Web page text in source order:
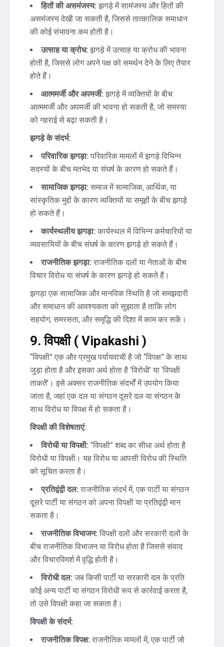
हितों की असमंजस्य: झगड़े में सामंजस्य और हितों की
असमंजस्य देखी जा सकती है, जिससे तात्कालिक समाधान
की कोई संभावना कम होती है।
उत्साह या क्रोध: झगड़े में उत्साह या क्रोध की भावना
होती है, जिससे लोग अपने पक्ष को समर्थन देने के लिए तैयार
होते हैं।
आत्ममर्जी और अपमर्जी: झगड़े में व्यक्तियों के बीच
आत्ममर्जी और अपमर्जी की भावना हो सकती है, जो समस्या
को गहराई से बढ़ा सकती है।
झगड़े के संदर्भ:
परिवारिक झगड़ा: परिवारिक मामलों में झगड़े विभिन्न
सदस्यों के बीच मतभेद या संघर्ष के कारण हो सकते हैं।
सामाजिक झगड़ा: समाज में सामाजिक, आर्थिक, या
सांस्कृतिक मुद्दों के कारण व्यक्तियों या समूहों के बीच झगड़े
हो सकते हैं।
कार्यस्थलीय झगड़ा: कार्यस्थल में विभिन्न कर्मचारियों या
व्यवसायियों के बीच संघर्ष के कारण झगड़े हो सकते हैं।
राजनीतिक झगड़ा: राजनीतिक दलों या नेताओं के बीच
विचार विरोध या संघर्ष के कारण झगड़े हो सकते हैं।
झगड़ा एक सामाजिक और मानविक स्थिति है जो समझदारी
और समाधान की आवश्यकता को सुझाता है ताकि लोग
सहयोग, समरसता, और समृद्धि की दिशा में काम कर सकें।
9.विपक्षी ( Vipakashi )
“विपक्षी” एक और प्रमुख पर्यायवाची है जो “विपक्ष” के साथ
जुड़ा होता है और इसका अर्थ होता है ‘विरोधी’ या ‘विपक्षी
ताकतें’। इसे अक्सर राजनीतिक संदर्भों में उपयोग किया
जाता है, जहां एक दल या संगठन दूसरे दल या संगठन के
साथ विरोध या विपक्ष में हो सकता है।
विपक्षी की विशेषताएं:
विरोधी या विपक्षी: “विपक्षी” शब्द का सीधा अर्थ होता है
विरोधी या विपक्षी। यह विरोध या आपसी विरोध की स्थिति
को सूचित करता है।
प्रतिद्वंद्वी दल: राजनीतिक संदर्भ में, एक पार्टी या संगठन
दूसरे पार्टी या संगठन को अपना विपक्षी या प्रतिद्वंद्वी मान
सकता है।
राजनीतिक विभाजन: विपक्षी दलों और सरकारी दलों के
बीच राजनीतिक विभाजन या विरोध होता है जिससे संवाद
और विचारविमर्श में वृद्धि होती है।
विरोधी दल: जब किसी पार्टी या सरकारी दल के प्रति
कोई अन्य पार्टी या संगठन विरोधी रूप से कार्रवाई करता है,
तो उसे विपक्षी कहा जा सकता है।
विपक्षी के संदर्भ:
राजनीतिक विपक्ष: राजनीतिक मामलों में, एक पार्टी जो